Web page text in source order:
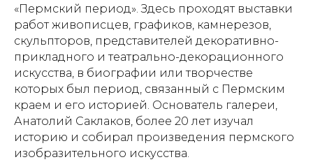
«Пермский период». Здесь проходят выставки
работ живописцев, графиков, камнерезов,
скульпторов, представителей декоративно-
прикладного и театрально-декорационного
искусства, в биографии или творчестве
которых был период, связанный с Пермским
краем и его историей. Основатель галереи,
Анатолий Саклаков, более 20 лет изучал
историю и собирал произведения пермского
изобразительного искусства.